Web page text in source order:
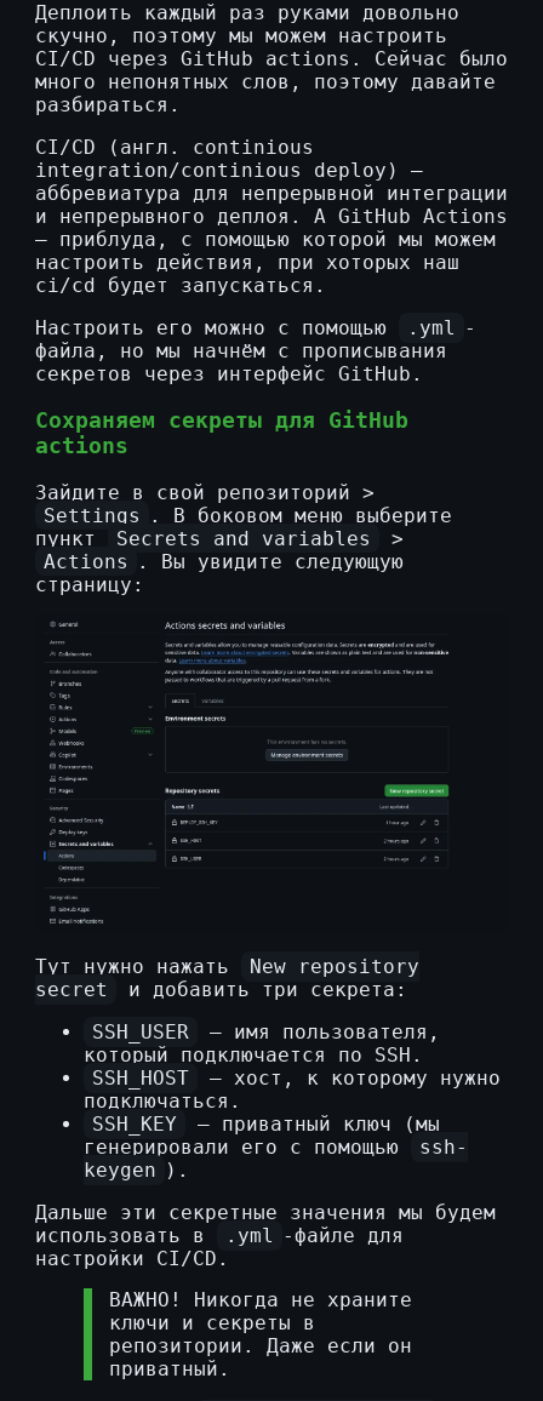
Деплоить каждый раз руками довольно
скучно, поэтому мы можем настроить
CI/CD через GitHub actions. Сейчас было
много непонятных слов, поэтому давайте
разбираться.
CI/CD (англ. continious
integration/continious deploy) —
аббревиатура для непрерывной интеграции
и непрерывного деплоя. А GitHub Actions
— приблуда, с помощью которой мы можем
настроить действия, при хоторых наш
ci/cd будет запускаться.
Настроить его можно с помощью
.yml
-
файла, но мы начнём с прописывания
секретов через интерфейс GitHub.
Сохраняем секреты для GitHub
actions
Зайдите в свой репозиторий >
Settings
. В боковом меню выберите
пункт
Secrets and variables
>
Actions
. Вы увидите следующую
страницу:
Тут нужно нажать
New repository
secret
и добавить три секрета:
SSH_USER
— имя пользователя,
который подключается по SSH.
SSH_HOST
— хост, к которому нужно
подключаться.
SSH_KEY
— приватный ключ (мы
генерировали его с помощью
ssh-
keygen ).
Дальше эти секретные значения мы будем
использовать в
.yml
-файле для
настройки CI/CD.
ВАЖНО! Никогда не храните
ключи и секреты в
репозитории. Даже если он
приватный.